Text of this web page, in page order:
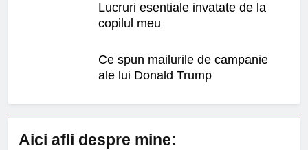
Lucruri esentiale invatate de la
copilul meu
Ce spun mailurile de campanie
ale lui Donald Trump
Aici afli despre mine: